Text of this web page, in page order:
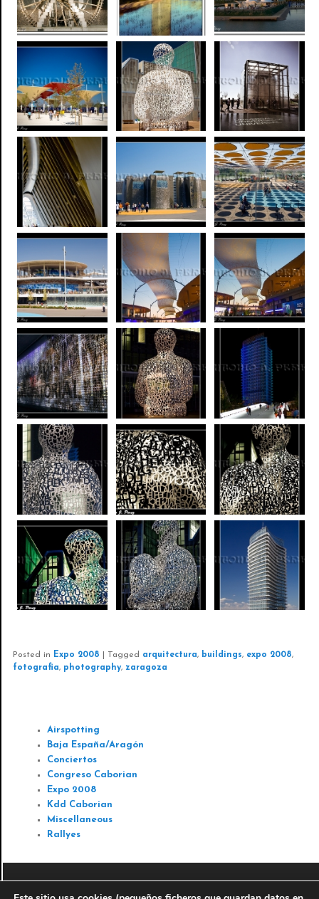
Posted in Expo 2008 Tagged arquitectura, buildings, expo 2008,
fotografia, photography,zaragoza
Airspotting
Baja España/Aragón
Conciertos
Congreso Caborian
Expo 2008
Kdd Caborian
Miscellaneous
Rallyes